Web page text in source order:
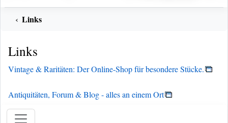
Links
Links
Vintage & Raritäten: Der Online-Shop für besondere Stücke.
Antiquitäten, Forum & Blog - alles an einem Ort